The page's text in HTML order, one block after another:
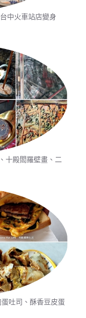
中火車站店變身
十殿閻羅壁畫、二
吐司、酥香豆皮蛋